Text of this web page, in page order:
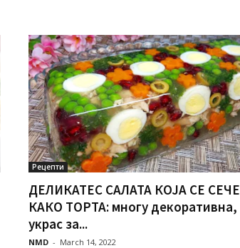
Рецепти
ДЕЛИКАТЕС САЛАТА КОЈА СЕ СЕЧЕ
КАКО ТОРТА: многу декоративна,
украс за...
NMD - March 14, 2022